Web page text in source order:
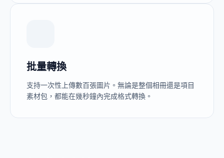
批量轉換
支持一次性上傳數百張圖片。無論是整個相冊還是項目
素材包，都能在幾秒鐘內完成格式轉換。